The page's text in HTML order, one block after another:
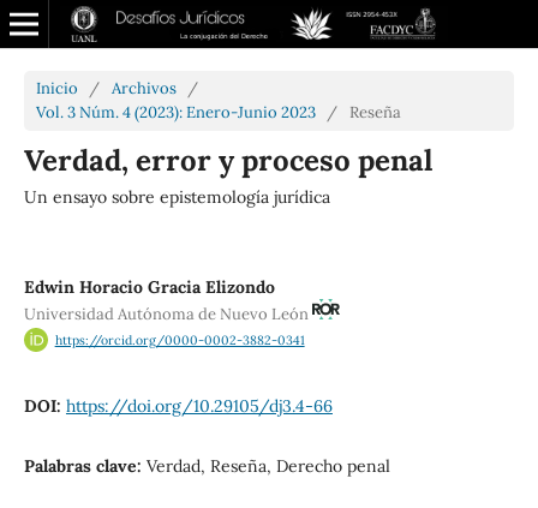
Inicio / Archivos
/
Vol. 3 Núm. 4 (2023): Enero-Junio 2023
/ Reseña
Verdad, error y proceso penal
Un ensayo sobre epistemología jurídica
Edwin Horacio Gracia Elizondo
Universidad Autónoma de Nuevo León
https://orcid.org/0000-0002-3882-0341
DOI: https://doi.org/10.29105/dj3.4-66
Palabras clave: Verdad, Reseña, Derecho penal